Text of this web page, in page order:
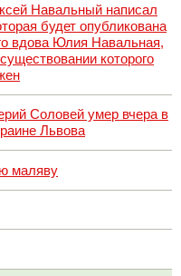
Навальный написал
будет опубликована
вдова Юлия Навальная,
которого
Соловей умер вчера в
Львова
маляву